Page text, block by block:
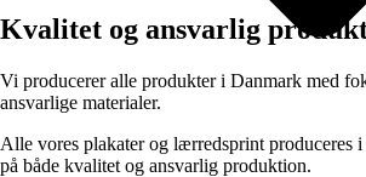
Kvalitet og ansvarlig
Vi producerer alle produkter i Danmark med
ansvarlige materialer.
Alle vores plakater og lærredsprint produceres
på både kvalitet og ansvarlig produktion.